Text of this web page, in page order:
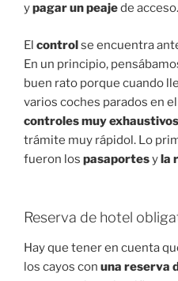
ypagar un peajede acceso.
El controlse encuentra
En un principio,
buen rato porque cuando
varios coches parados en
controles muy exhaustivos
trámite muy rápidol. Lo
fueron los pasaportesyla
Reserva de hotel
Hay que tener en cuenta
los cayos con una reserva